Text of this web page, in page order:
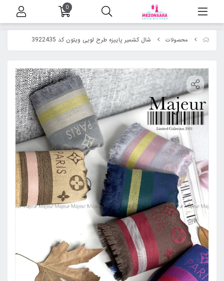
محصولات شال کشمیر پاییزه طرح لویی ویتون کد 3922435
0